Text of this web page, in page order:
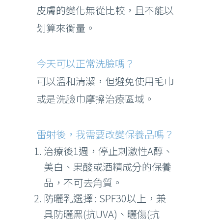
皮膚的變化無從比較，且不能以
划算來衡量。
今天可以正常洗臉嗎？
可以溫和清潔，但避免使用毛巾
或是洗臉巾摩擦治療區域。
雷射後，我需要改變保養品嗎？
治療後1週，停止刺激性A醇、
美白、果酸或酒精成分的保養
品，不可去角質。
防曬乳選擇 : SPF30以上，兼
具防曬黑(抗UVA)、曬傷(抗